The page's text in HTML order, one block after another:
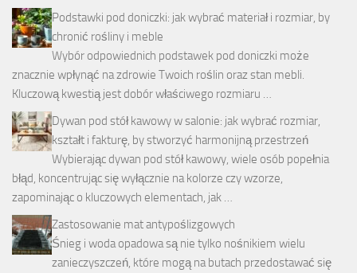
Podstawki pod doniczki: jak wybrać materiał i rozmiar, by
chronić rośliny i meble
Wybór odpowiednich podstawek pod doniczki może
znacznie wpłynąć na zdrowie Twoich roślin oraz stan mebli.
Kluczową kwestią jest dobór właściwego rozmiaru …
Dywan pod stół kawowy w salonie: jak wybrać rozmiar,
kształt i fakturę, by stworzyć harmonijną przestrzeń
Wybierając dywan pod stół kawowy, wiele osób popełnia
błąd, koncentrując się wyłącznie na kolorze czy wzorze,
zapominając o kluczowych elementach, jak …
Zastosowanie mat antypoślizgowych
Śnieg i woda opadowa są nie tylko nośnikiem wielu
zanieczyszczeń, które mogą na butach przedostawać się